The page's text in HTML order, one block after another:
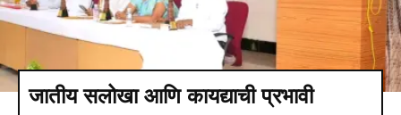
जातीय सलोखा आणि कायद्याची प्रभावी